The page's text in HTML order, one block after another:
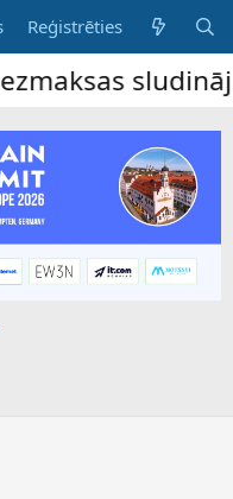
Reģistrēties